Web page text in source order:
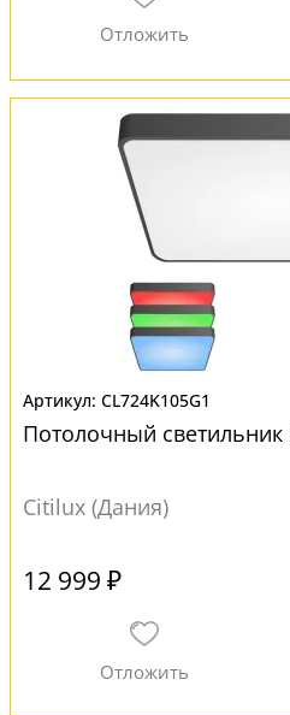
CL724K105G1
Потолочный светильник
Citilux (Дания)
12 999 ₽